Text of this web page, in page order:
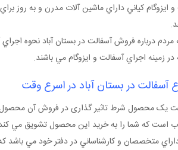
کياني داراي ماشين آلات مدرن و به روز
درباره فروش آسفالت در بستان آباد نحوه
زمينه اجراي آسفالت و ايزوگام مي باشند.
آسفالت در بستان آباد در اسرع وقت
يک محصول شرط تاثير گذاری در فروش آن
است که شما را به خريد اين محصول تشويق مي
متخصصان و کارشناساني در دفتر خود مي باشد